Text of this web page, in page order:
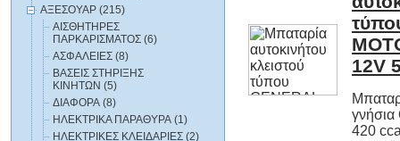
ΑΞΕΣΟΥΑΡ (215)
ΑΙΣΘΗΤΗΡΕΣ
ΠΑΡΚΑΡΙΣΜΑΤΟΣ (6)
ΑΣΦΑΛΕΙΕΣ (8)
ΒΑΣΕΙΣ ΣΤΗΡΙΞΗΣ
ΚΙΝΗΤΩΝ (5)
ΔΙΑΦΟΡΑ (8)
ΗΛΕΚΤΡΙΚΑ ΠΑΡΑΘΥΡΑ (1)
ΗΛΕΚΤΡΙΚΕΣ ΚΛΕΙΔΑΡΙΕΣ (2)
12V
γνήσια
420 cca